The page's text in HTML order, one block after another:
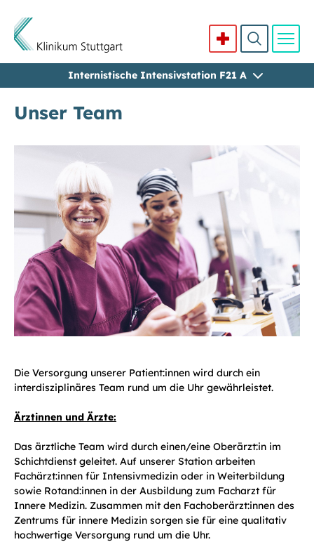
Direkt zum InhaltInternistische Intensivstation F21 A
Unser Team
Die Versorgung unserer Patient:innen wird durch ein
interdisziplinäres Team rund um die Uhr gewährleistet.
Ärztinnen und Ärzte:
Das ärztliche Team wird durch einen/eine Oberärzt:in im
Schichtdienst geleitet. Auf unserer Station arbeiten
Fachärzt:innen für Intensivmedizin oder in Weiterbildung
sowie Rotand:innen in der Ausbildung zum Facharzt für
Innere Medizin. Zusammen mit den Fachoberärzt:innen des
Zentrums für innere Medizin sorgen sie für eine qualitativ
hochwertige Versorgung rund um die Uhr.